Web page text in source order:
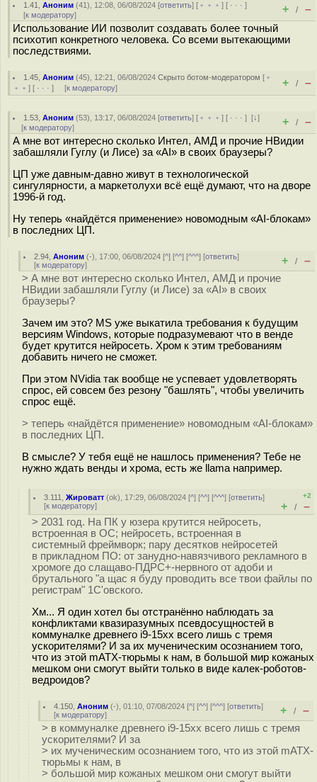
1.41 ,Аноним (41), 12:08, 06/08/2024 [ответить] [ ﹢﹢﹢] [ · · ·]
[к модератору] + / –
Использование ИИ позволит создавать более точный
психотип конкретного человека. Со всеми вытекающими
последствиями.
1.45 ,Аноним (45), 12:21, 06/08/2024Скрыто ботом-модератором [ ﹢
﹢﹢ ] [ · · · ] [к модератору] + / –
1.53 ,Аноним (53), 13:17, 06/08/2024 [ответить] [ ﹢﹢﹢] [ · · ·][↓]
[к модератору] + / –
А мне вот интересно сколько Интел, АМД и прочие НВидии
забашляли Гуглу (и Лисе) за «AI» в своих браузеры?
ЦП уже давным-давно живут в технологической
сингулярности, а маркетолухи всё ещё думают, что на дворе
1996-й год.
Ну теперь «найдётся применение» новомодным «AI-блокам»
в последних ЦП.
2.94 ,Аноним (-), 17:00, 06/08/2024 [^] [^^] [^^^] [ответить]
[к модератору] + / –
> А мне вот интересно сколько Интел, АМД и прочие
НВидии забашляли Гуглу (и Лисе) за «AI» в своих
браузеры?
Зачем им это? MS уже выкатила требования к будущим
версиям Windows, которые подразумевают что в венде
будет крутится нейросеть. Хром к этим требованиям
добавить ничего не сможет.
При этом NVidia так вообще не успевает удовлетворять
спрос, ей совсем без резону "башлять", чтобы увеличить
спрос ещё.
> теперь «найдётся применение» новомодным «AI-блокам»
в последних ЦП.
В смысле? У тебя ещё не нашлось применения? Тебе не
нужно ждать венды и хрома, есть же llama например.
3.111 ,Жироватт (ok), 17:29, 06/08/2024 [^] [^^] [^^^] [ответить]
[к модератору]
+2
+ / –
> 2031 год. На ПК у юзера крутится нейросеть,
встроенная в ОС; нейросеть, встроенная в
системный фреймворк; пару десятков нейросетей
в прикладном ПО: от занудно-навязчивого рекламного в
хромоге до слащаво-ПДРС+-нервного от адоби и
брутального "а щас я буду проводить все твои файлы по
регистрам" 1С'овского.
Хм... Я один хотел бы отстранённо наблюдать за
конфликтами квазиразумных псевдосущностей в
коммуналке древнего i9-15xx всего лишь с тремя
ускорителями? И за их мученическим осознанием того,
что из этой mATX-тюрьмы к нам, в большой мир кожаных
мешком они смогут выйти только в виде калек-роботов-
ведроидов?
4.150 ,Аноним (-), 01:10, 07/08/2024 [^] [^^] [^^^] [ответить]
[к модератору] + / –
> в коммуналке древнего i9-15xx всего лишь с тремя
ускорителями? И за
> их мученическим осознанием того, что из этой mATX-
тюрьмы к нам, в
> большой мир кожаных мешком они смогут выйти